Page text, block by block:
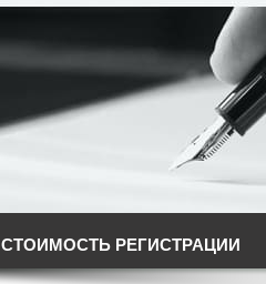
СТОИМОСТЬ РЕГИСТРАЦИИ